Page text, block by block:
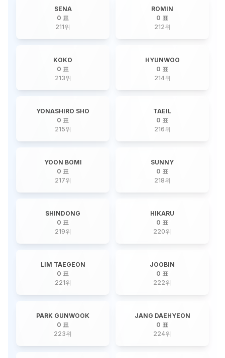
SENA
0 표
211위
ROMIN
0 표
212위
KOKO
0 표
213위
HYUNWOO
0 표
214위
YONASHIRO SHO
0 표
215위
TAEIL
0 표
216위
YOON BOMI
0 표
217위
SUNNY
0 표
218위
SHINDONG
0 표
219위
HIKARU
0 표
220위
LIM TAEGEON
0 표
221위
JOOBIN
0 표
222위
PARK GUNWOOK
0 표
223위
JANG DAEHYEON
0 표
224위